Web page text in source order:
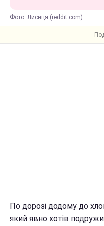
Фото: Лисиця (reddit.com)
По дорозі додому до
який явно хотів